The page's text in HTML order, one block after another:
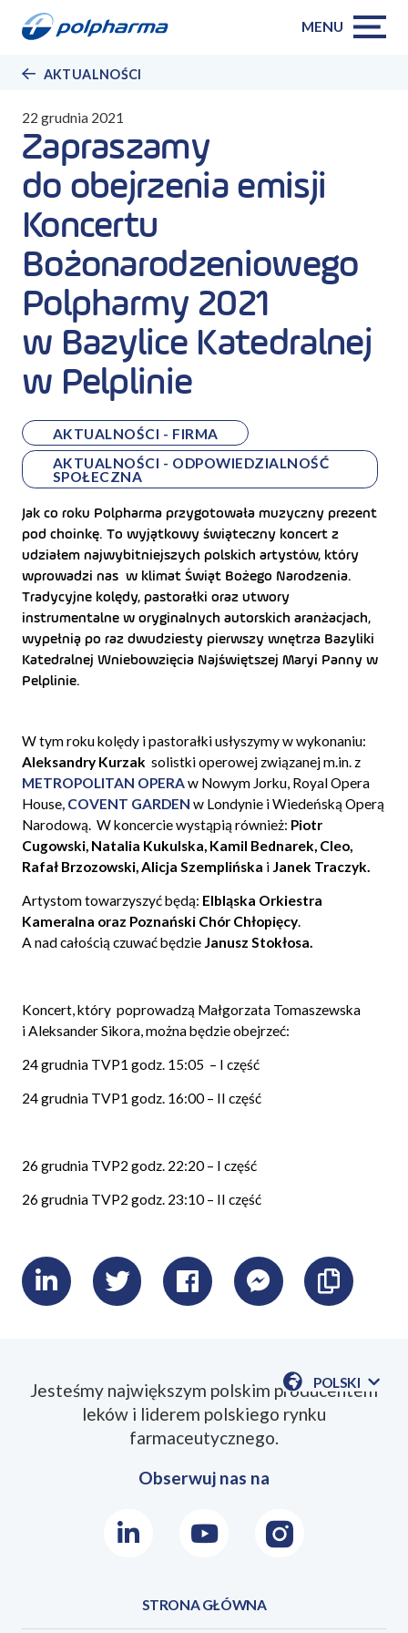
MENU
AKTUALNOŚCI
22 grudnia 2021
Zapraszamy
do obejrzenia emisji
Koncertu
Bożonarodzeniowego
Polpharmy 2021
w Bazylice Katedralnej
w Pelplinie
AKTUALNOŚCI - FIRMA
AKTUALNOŚCI - ODPOWIEDZIALNOŚĆ
SPOŁECZNA
Jak co roku Polpharma przygotowała muzyczny prezent
pod choinkę. To wyjątkowy świąteczny koncert z
udziałem najwybitniejszych polskich artystów, który
wprowadzi nas w klimat Świąt Bożego Narodzenia.
Tradycyjne kolędy, pastorałki oraz utwory
instrumentalne w oryginalnych autorskich aranżacjach,
wypełnią po raz dwudziesty pierwszy wnętrza Bazyliki
Katedralnej Wniebowzięcia Najświętszej Maryi Panny w
Pelplinie.
W tym roku kolędy i pastorałki usłyszymy w wykonaniu:
Aleksandry Kurzak solistki operowej związanej m.in. z
METROPOLITAN OPERAw Nowym Jorku, Royal Opera
House, COVENT GARDEN w Londynie i Wiedeńską Operą
Narodową. W koncercie wystąpią również: Piotr
Cugowski, Natalia Kukulska, Kamil Bednarek, Cleo,
Rafał Brzozowski, Alicja Szemplińska iJanek Traczyk.
Artystom towarzyszyć będą: Elbląska Orkiestra
Kameralna oraz Poznański Chór Chłopięcy.
A nad całością czuwać będzie Janusz Stokłosa.
Koncert, który poprowadzą Małgorzata Tomaszewska
i Aleksander Sikora, można będzie obejrzeć:
24 grudnia TVP1 godz. 15:05 – I część
24 grudnia TVP1 godz. 16:00 – II część
26 grudnia TVP2 godz. 22:20 – I część
26 grudnia TVP2 godz. 23:10 – II część
LinkedInTwitterFacebookMessenger
POLSKI
POKAŻ
Jesteśmy największym polskim producentem
leków i liderem polskiego rynku
farmaceutycznego.
Obserwuj nas na
LinkedInYoutubeInstagram
STRONA GŁÓWNA